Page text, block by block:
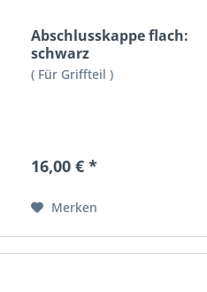
Abschlusskappe flach:
schwarz
( Für Griffteil )
16,00 € *
Merken